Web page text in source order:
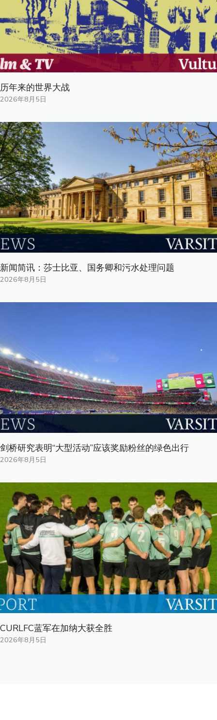
历年来的世界大战
2026年8月5日
新闻简讯：莎士比亚、国务卿和污水处理问题
2026年8月5日
剑桥研究表明“大型活动”应该奖励粉丝的绿色出行
2026年8月5日
CURLFC蓝军在加纳大获全胜
2026年8月5日